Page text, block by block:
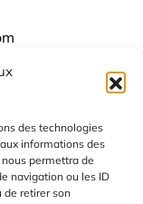
des technologies
informations des
permettra de
navigation ou les ID
de retirer son
Les offres
Contact